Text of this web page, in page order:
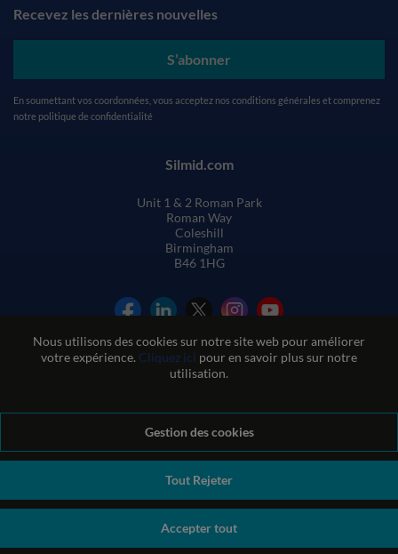
Nous utilisons des cookies sur notre site web pour améliorer
votre expérience. Cliquez ici pour en savoir plus sur notre
utilisation.
Gestion des cookies
Tout Rejeter
Accepter tout
Recevez les dernières nouvelles
S’abonner
En soumettant vos coordonnées, vous acceptez nos conditions générales et comprenez
notre politique de confidentialité
Silmid.com
Unit 1 & 2 Roman Park
Roman Way
Coleshill
Birmingham
B46 1HG
Conditions générales de vente
Conditions d'utilisation du site web
Politique de confidentialité et de cookies
Politique de qualité
Politique environnementale
Déclaration sur l'esclavage moderne
number: GB 338 0755 48|ecommerce by red